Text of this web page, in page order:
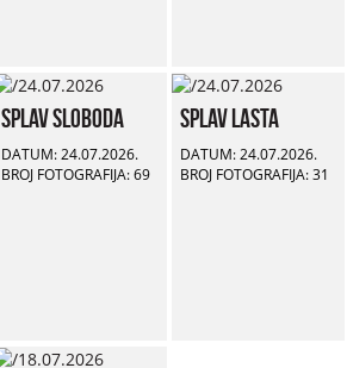
Splav Sloboda
DATUM: 24.07.2026.
BROJ FOTOGRAFIJA: 69
Splav Lasta
DATUM: 24.07.2026.
BROJ FOTOGRAFIJA: 31